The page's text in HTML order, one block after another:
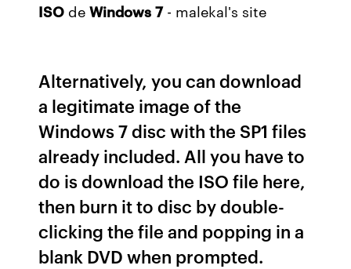
ISO deWindows 7- malekal's site
Alternatively, you can download
a legitimate image of the
Windows 7 disc with the SP1 files
already included. All you have to
do is download the ISO file here,
then burn it to disc by double-
clicking the file and popping in a
blank DVD when prompted.